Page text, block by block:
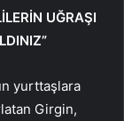
UĞRAŞI
yurttaşlara
Girgin,